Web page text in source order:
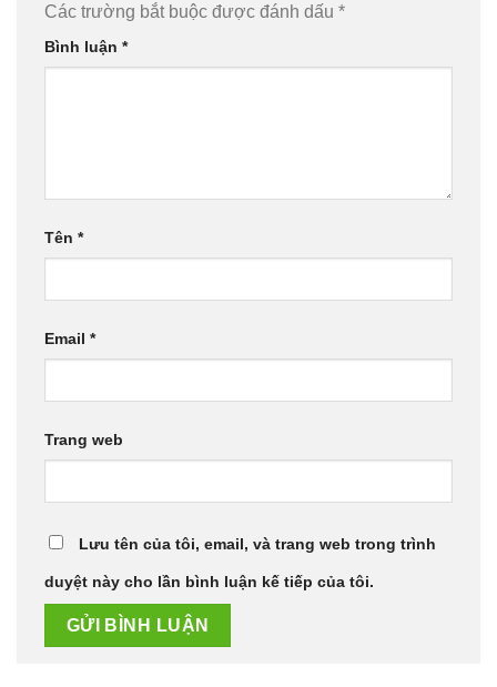
Các trường bắt buộc được đánh dấu *
Bình luận *
Tên *
Email *
Trang web
Lưu tên của tôi, email, và trang web trong trình
duyệt này cho lần bình luận kế tiếp của tôi.